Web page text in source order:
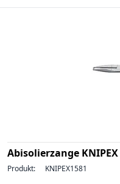
Abisolierzange KNIPEX
Produkt: KNIPEX1581